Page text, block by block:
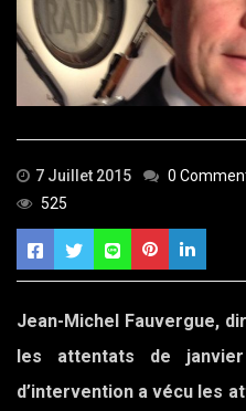
7 Juillet 2015 0
525
Jean-Michel Fauvergue,
les attentats de
d’intervention a vécu les